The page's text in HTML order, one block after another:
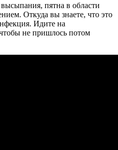
пятна в области
Откуда вы знаете, что это
Идите на
не пришлось потом